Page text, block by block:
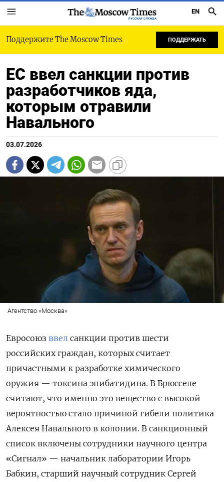
РУССКАЯ СЛУЖБА
EN
Поддержите The Moscow Times ПОДДЕРЖАТЬ
ЕС ввел санкции против
разработчиков яда,
которым отравили
Навального
03.07.2026
Агентство «Москва»
Евросоюз ввел санкции против шести
российских граждан, которых считает
причастными к разработке химического
оружия — токсина эпибатидина. В Брюсселе
считают, что именно это вещество с высокой
вероятностью стало причиной гибели политика
Алексея Навального в колонии. В санкционный
список включены сотрудники научного центра
«Сигнал» — начальник лаборатории Игорь
Бабкин, старший научный сотрудник Сергей